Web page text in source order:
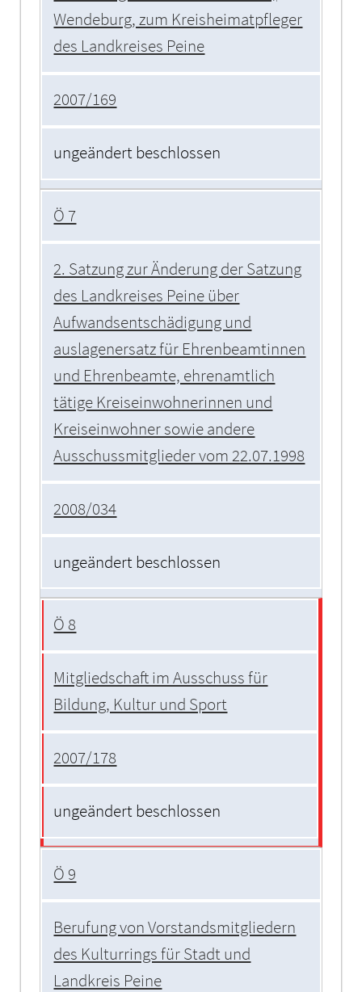
Wendeburg, zum Kreisheimatpfleger
des Landkreises Peine
2007/169
ungeändert beschlossen
Ö 7
2. Satzung zur Änderung der Satzung
des Landkreises Peine über
Aufwandsentschädigung und
auslagenersatz für Ehrenbeamtinnen
und Ehrenbeamte, ehrenamtlich
tätige Kreiseinwohnerinnen und
Kreiseinwohner sowie andere
Ausschussmitglieder vom 22.07.1998
2008/034
ungeändert beschlossen
Ö 8
Mitgliedschaft im Ausschuss für
Bildung, Kultur und Sport
2007/178
ungeändert beschlossen
Ö 9
Berufung von Vorstandsmitgliedern
des Kulturrings für Stadt und
Landkreis Peine